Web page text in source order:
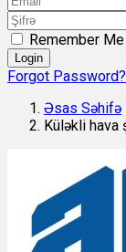
Remember Me
Login
Forgot Password?
Əsas Səhifə
Küləkli hava